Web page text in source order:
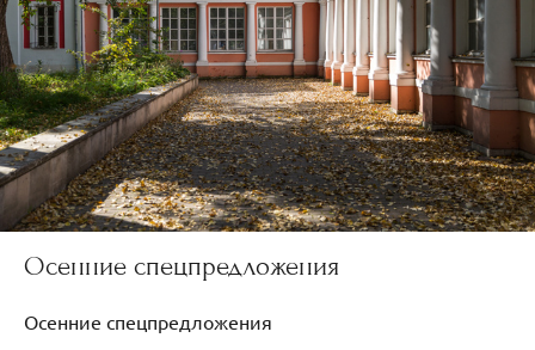
Осенние спецпредложения
Осенние спецпредложения